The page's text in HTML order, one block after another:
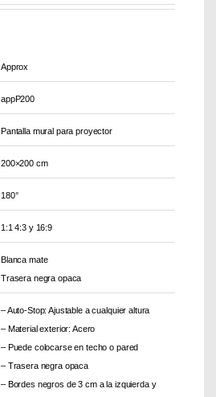
Approx
appP200
Pantalla mural para proyector
200×200 cm
180°
1:1 4:3 y 16:9
Blanca mate
Trasera negra opaca
– Auto-Stop: Ajustable a cualquier altura
– Material exterior: Acero
– Puede colocarse en techo o pared
– Trasera negra opaca
– Bordes negros de 3 cm a la izquierda y